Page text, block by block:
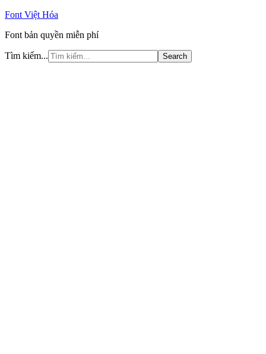
Font Việt Hóa
Font bản quyền miễn phí
Tìm kiếm...